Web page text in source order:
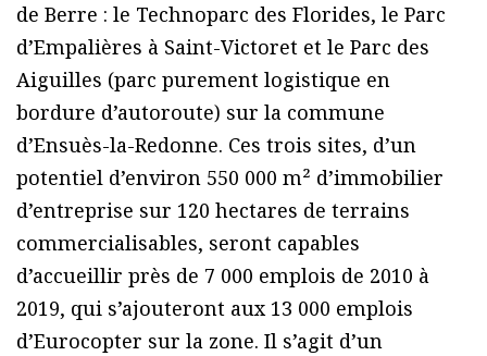
de Berre : le Technoparc des Florides, le Parc
d’Empalières à Saint-Victoret et le Parc des
Aiguilles (parc purement logistique en
bordure d’autoroute) sur la commune
d’Ensuès-la-Redonne. Ces trois sites, d’un
potentiel d’environ 550 000 m² d’immobilier
d’entreprise sur 120 hectares de terrains
commercialisables, seront capables
d’accueillir près de 7 000 emplois de 2010 à
2019, qui s’ajouteront aux 13 000 emplois
d’Eurocopter sur la zone. Il s’agit d’un